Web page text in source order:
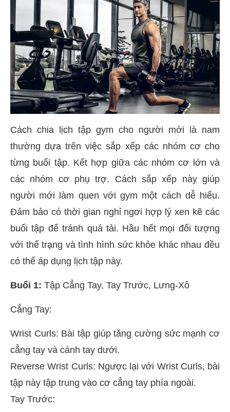
Cách chia lịch tập gym cho người mới là nam
thường dựa trên việc sắp xếp các nhóm cơ cho
từng buổi tập. Kết hợp giữa các nhóm cơ lớn và
các nhóm cơ phụ trợ. Cách sắp xếp này giúp
người mới làm quen với gym một cách dễ hiểu.
Đảm bảo có thời gian nghỉ ngơi hợp lý xen kẽ các
buổi tập để tránh quá tải. Hầu hết mọi đối tượng
với thể trạng và tình hình sức khỏe khác nhau đều
có thể áp dụng lịch tập này.
Buổi 1: Tập Cẳng Tay, Tay Trước, Lưng-Xô
Cẳng Tay:
Wrist Curls: Bài tập giúp tăng cường sức mạnh cơ
cẳng tay và cánh tay dưới.
Reverse Wrist Curls: Ngược lại với Wrist Curls, bài
tập này tập trung vào cơ cẳng tay phía ngoài.
Tay Trước: